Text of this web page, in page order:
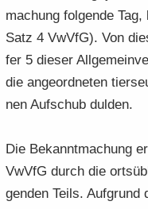
ma­chung fol­gen­de
Satz 4 VwVfG). Von
fer 5 die­ser
die an­ge­ord­ne­ten
nen Auf­schub dul­den.
Die Be­kannt­ma­chung
VwVfG durch die
gen­den Teils.